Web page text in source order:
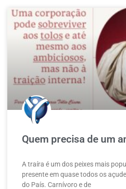
Quem precisa de um
A traíra é um dos peixes mais
presente em quase todos os
do País. Carnívoro e de